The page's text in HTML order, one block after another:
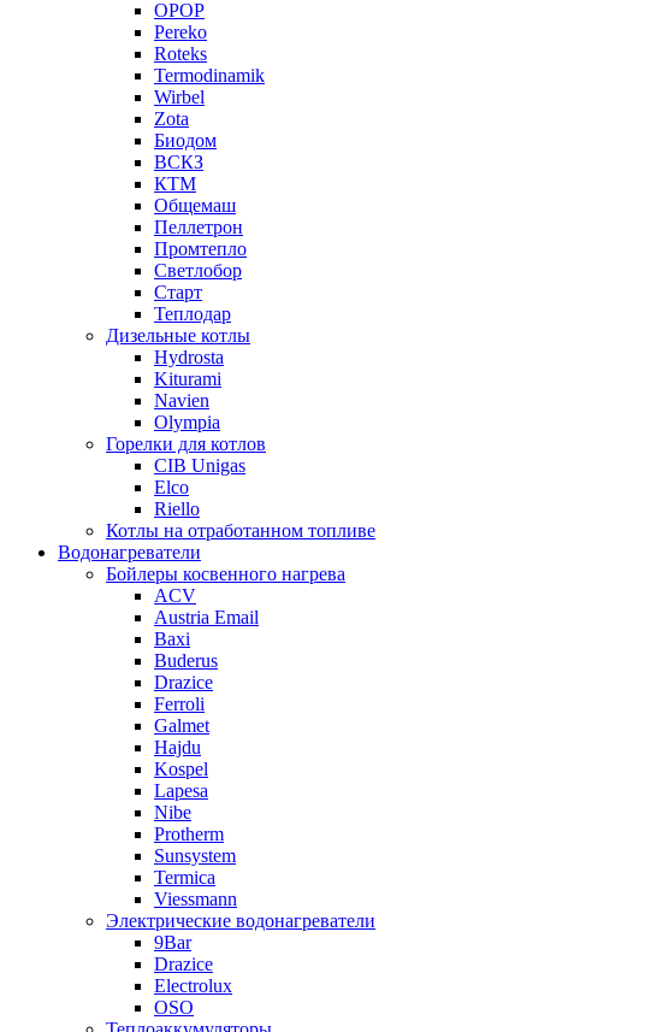
OPOP
Pereko
Roteks
Termodinamik
Wirbel
Zota
Биодом
ВСКЗ
КТМ
Общемаш
Пеллетрон
Промтепло
Светлобор
Старт
Теплодар
Дизельные котлы
Hydrosta
Kiturami
Navien
Olympia
Горелки для котлов
CIB Unigas
Elco
Riello
Котлы на отработанном топливе
Водонагреватели
Бойлеры косвенного нагрева
ACV
Austria Email
Baxi
Buderus
Drazice
Ferroli
Galmet
Hajdu
Kospel
Lapesa
Nibe
Protherm
Sunsystem
Termica
Viessmann
Электрические водонагреватели
9Bar
Drazice
Electrolux
OSO